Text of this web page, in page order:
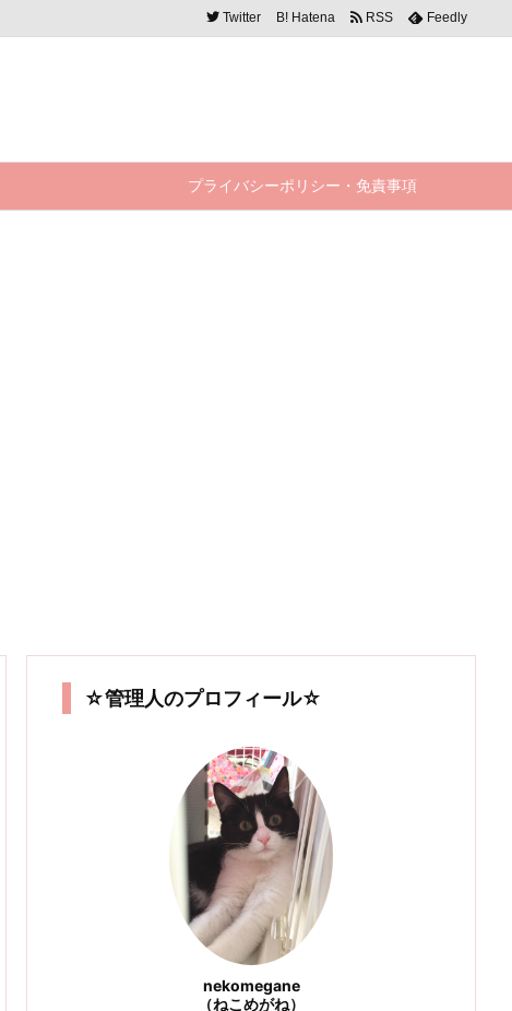
プライバシーポリシー・免責事項
Twitter B! Hatena RSS Feedly
☆管理人のプロフィール☆
nekomegane
（ねこめがね）